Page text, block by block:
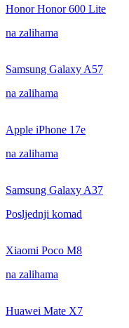
Honor Honor 600 Lite
na zalihama
Samsung Galaxy A57
na zalihama
Apple iPhone 17e
na zalihama
Samsung Galaxy A37
Posljednji komad
Xiaomi Poco M8
na zalihama
Huawei Mate X7